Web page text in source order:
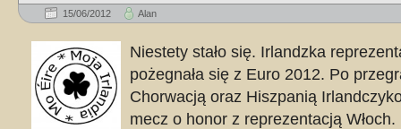
15/06/2012 Alan
Niestety stało się. Irlandzka
pożegnała się z Euro 2012. Po
Chorwacją oraz Hiszpanią
mecz o honor z reprezentacją